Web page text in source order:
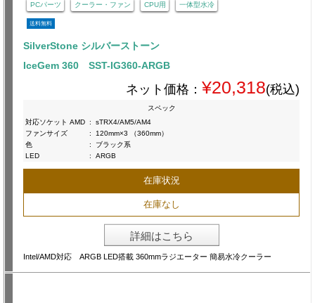
PCパーツ クーラー・ファン CPU用 一体型水冷
送料無料
SilverStone シルバーストーン
IceGem 360 SST-IG360-ARGB
ネット価格： ¥20,318(税込)
スペック
対応ソケット AMD :
sTRX4/AM5/AM4
ファンサイズ
:
120mm×3 （360mm）
色
:
ブラック系
LED
: ARGB
在庫状況
在庫なし
詳細はこちら
Intel/AMD対応 ARGB LED搭載 360mmラジエーター 簡易水冷クーラー